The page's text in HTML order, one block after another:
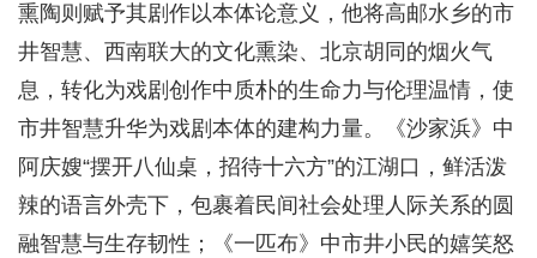
熏陶则赋予其剧作以本体论意义，他将高邮水乡的市
井智慧、西南联大的文化熏染、北京胡同的烟火气
息，转化为戏剧创作中质朴的生命力与伦理温情，使
市井智慧升华为戏剧本体的建构力量。《沙家浜》中
阿庆嫂“摆开八仙桌，招待十六方”的江湖口，鲜活泼
辣的语言外壳下，包裹着民间社会处理人际关系的圆
融智慧与生存韧性；《一匹布》中市井小民的嬉笑怒